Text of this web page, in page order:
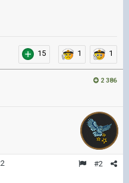
15 1 1
2 386
#2